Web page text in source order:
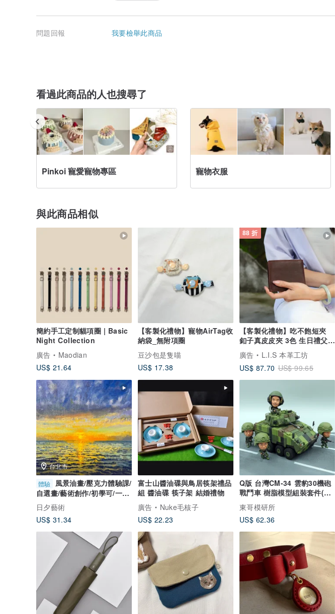
問題回報 我要檢舉此商品
看過此商品的人也搜尋了
Pinkoi 寵愛寵物專區 寵物衣服
與此商品相似
簡約手工定制貓項圈 | Basic
Night Collection
廣告
Maodian
US$ 21.64
【客製化禮物】寵物AirTag收
納袋_無附項圈
豆沙包是隻喵
US$ 17.38
88 折
【客製化禮物】吃不飽短夾
釦子真皮皮夾 3色 生日禮父親
節禮物
廣告
L.I.S 本革工坊
US$ 87.70 US$ 99.65
台北市
體驗
風景油畫/壓克力體驗課/
自選畫/藝術創作/初學可/一人
成團
日夕藝術
US$ 31.34
富士山醬油碟與鳥居筷架禮品
組 醬油碟 筷子架 結婚禮物
廣告
Nuke毛核子
US$ 22.23
Q版 台灣CM-34 雲豹30機砲
戰鬥車 樹脂模型組裝套件(可
愛人型版)
東哥模研所
US$ 62.36